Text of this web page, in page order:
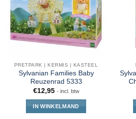
PRETPARK | KERMIS | KASTEEL
Sylvanian Families Baby
Reuzenrad 5333
€12,95 - incl. btw
IN WINKELMAND